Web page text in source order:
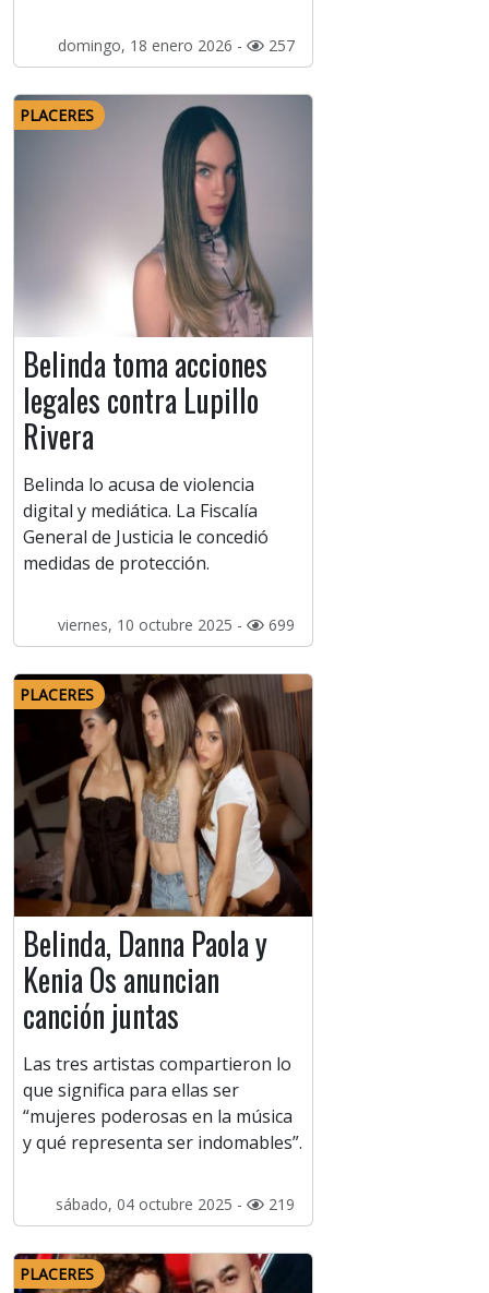
domingo, 18 enero 2026 - 257
PLACERES
Belinda toma acciones
legales contra Lupillo
Rivera
Belinda lo acusa de violencia
digital y mediática. La Fiscalía
General de Justicia le concedió
medidas de protección.
viernes, 10 octubre 2025 - 699
PLACERES
Belinda, Danna Paola y
Kenia Os anuncian
canción juntas
Las tres artistas compartieron lo
que significa para ellas ser
“mujeres poderosas en la música
y qué representa ser indomables”.
sábado, 04 octubre 2025 - 219
PLACERES